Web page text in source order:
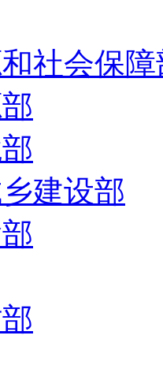
社会保
建设部